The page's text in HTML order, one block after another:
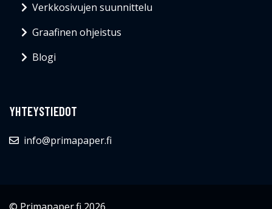
Verkkosivujen suunnittelu
Graafinen ohjeistus
Blogi
YHTEYSTIEDOT
info@primapaper.fi